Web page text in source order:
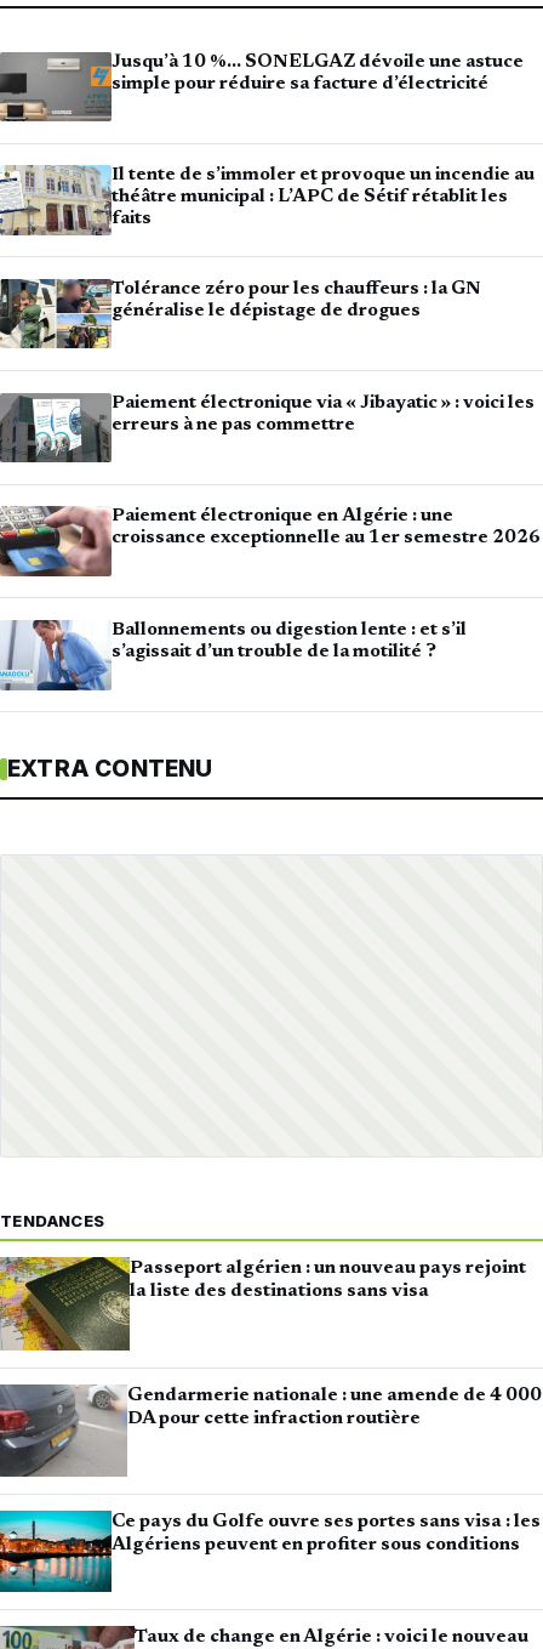
Jusqu’à 10 %… SONELGAZ dévoile une astuce
simple pour réduire sa facture d’électricité
Il tente de s’immoler et provoque un incendie au
théâtre municipal : L’APC de Sétif rétablit les
faits
Tolérance zéro pour les chauffeurs : la GN
généralise le dépistage de drogues
Paiement électronique via « Jibayatic » : voici les
erreurs à ne pas commettre
Paiement électronique en Algérie : une
croissance exceptionnelle au 1er semestre 2026
Ballonnements ou digestion lente : et s’il
s’agissait d’un trouble de la motilité ?
EXTRA CONTENU
TENDANCES
Passeport algérien : un nouveau pays rejoint
la liste des destinations sans visa
Gendarmerie nationale : une amende de 4 000
DA pour cette infraction routière
Ce pays du Golfe ouvre ses portes sans visa : les
Algériens peuvent en profiter sous conditions
Taux de change en Algérie : voici le nouveau